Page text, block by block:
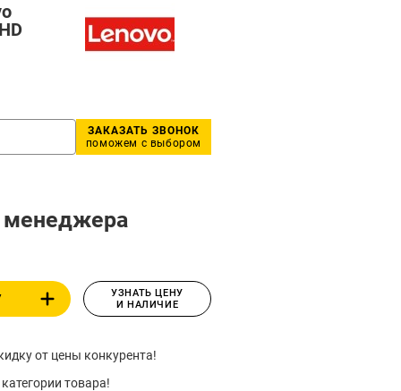
ЗАКАЗАТЬ ЗВОНОК
поможем с выбором
менеджера
УЗНАТЬ ЦЕНУ
И НАЛИЧИЕ
от цены конкурента!
товара!